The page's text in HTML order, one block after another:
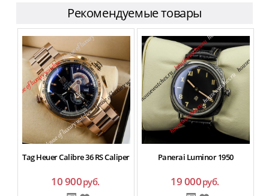
Рекомендуемые товары
Tag Heuer Calibre 36 RS Caliper
10 900руб.
Panerai Luminor 1950
19 000руб.